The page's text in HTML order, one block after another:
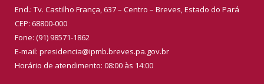
End.: Tv. Castilho França, 637 – Centro – Breves, Estado do Pará
CEP: 68800-000
Fone: (91) 98571-1862
E-mail: presidencia@ipmb.breves.pa.gov.br
Horário de atendimento: 08:00 às 14:00